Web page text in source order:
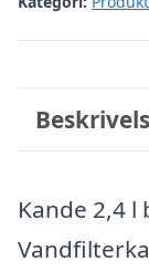
Kande 2,4 l